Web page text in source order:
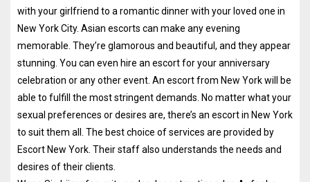
with your girlfriend to a romantic dinner with your loved one in
New York City. Asian escorts can make any evening
memorable. They’re glamorous and beautiful, and they appear
stunning. You can even hire an escort for your anniversary
celebration or any other event. An escort from New York will be
able to fulfill the most stringent demands. No matter what your
sexual preferences or desires are, there’s an escort in New York
to suit them all. The best choice of services are provided by
Escort New York. Their staff also understands the needs and
desires of their clients.